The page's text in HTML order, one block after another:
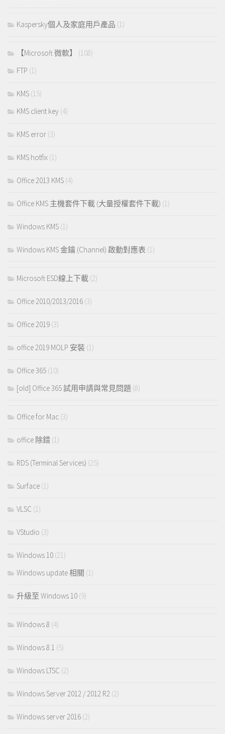
Kaspersky個人及家庭用戶產品 (1)
【Microsoft 微軟】
(108)
FTP (1)
KMS (15)
KMS client key (4)
KMS error (3)
KMS hotfix (1)
Office 2013 KMS (4)
Office KMS 主機套件下載 (大量授權套件下載) (1)
Windows KMS (1)
Windows KMS 金鑰 (Channel) 啟動對應表 (1)
Microsoft ESD線上下載 (2)
Office 2010/2013/2016 (3)
Office 2019 (3)
office 2019 MOLP 安裝 (1)
Office 365 (10)
[old] Office 365 試用申請與常見問題 (8)
Office for Mac (3)
office 除錯 (1)
RDS (Terminal Services) (25)
Surface (1)
VLSC (1)
VStudio (3)
Windows 10 (21)
Windows update 相關 (1)
升級至 Windows 10 (9)
Windows 8 (4)
Windows 8.1 (5)
Windows LTSC (2)
Windows Server 2012 / 2012 R2 (2)
Windows server 2016 (2)